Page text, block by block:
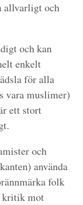
allvarligt och
och kan
enkelt
för alla
varamuslimer)
ett stort
och
använda
folk
kritik mot